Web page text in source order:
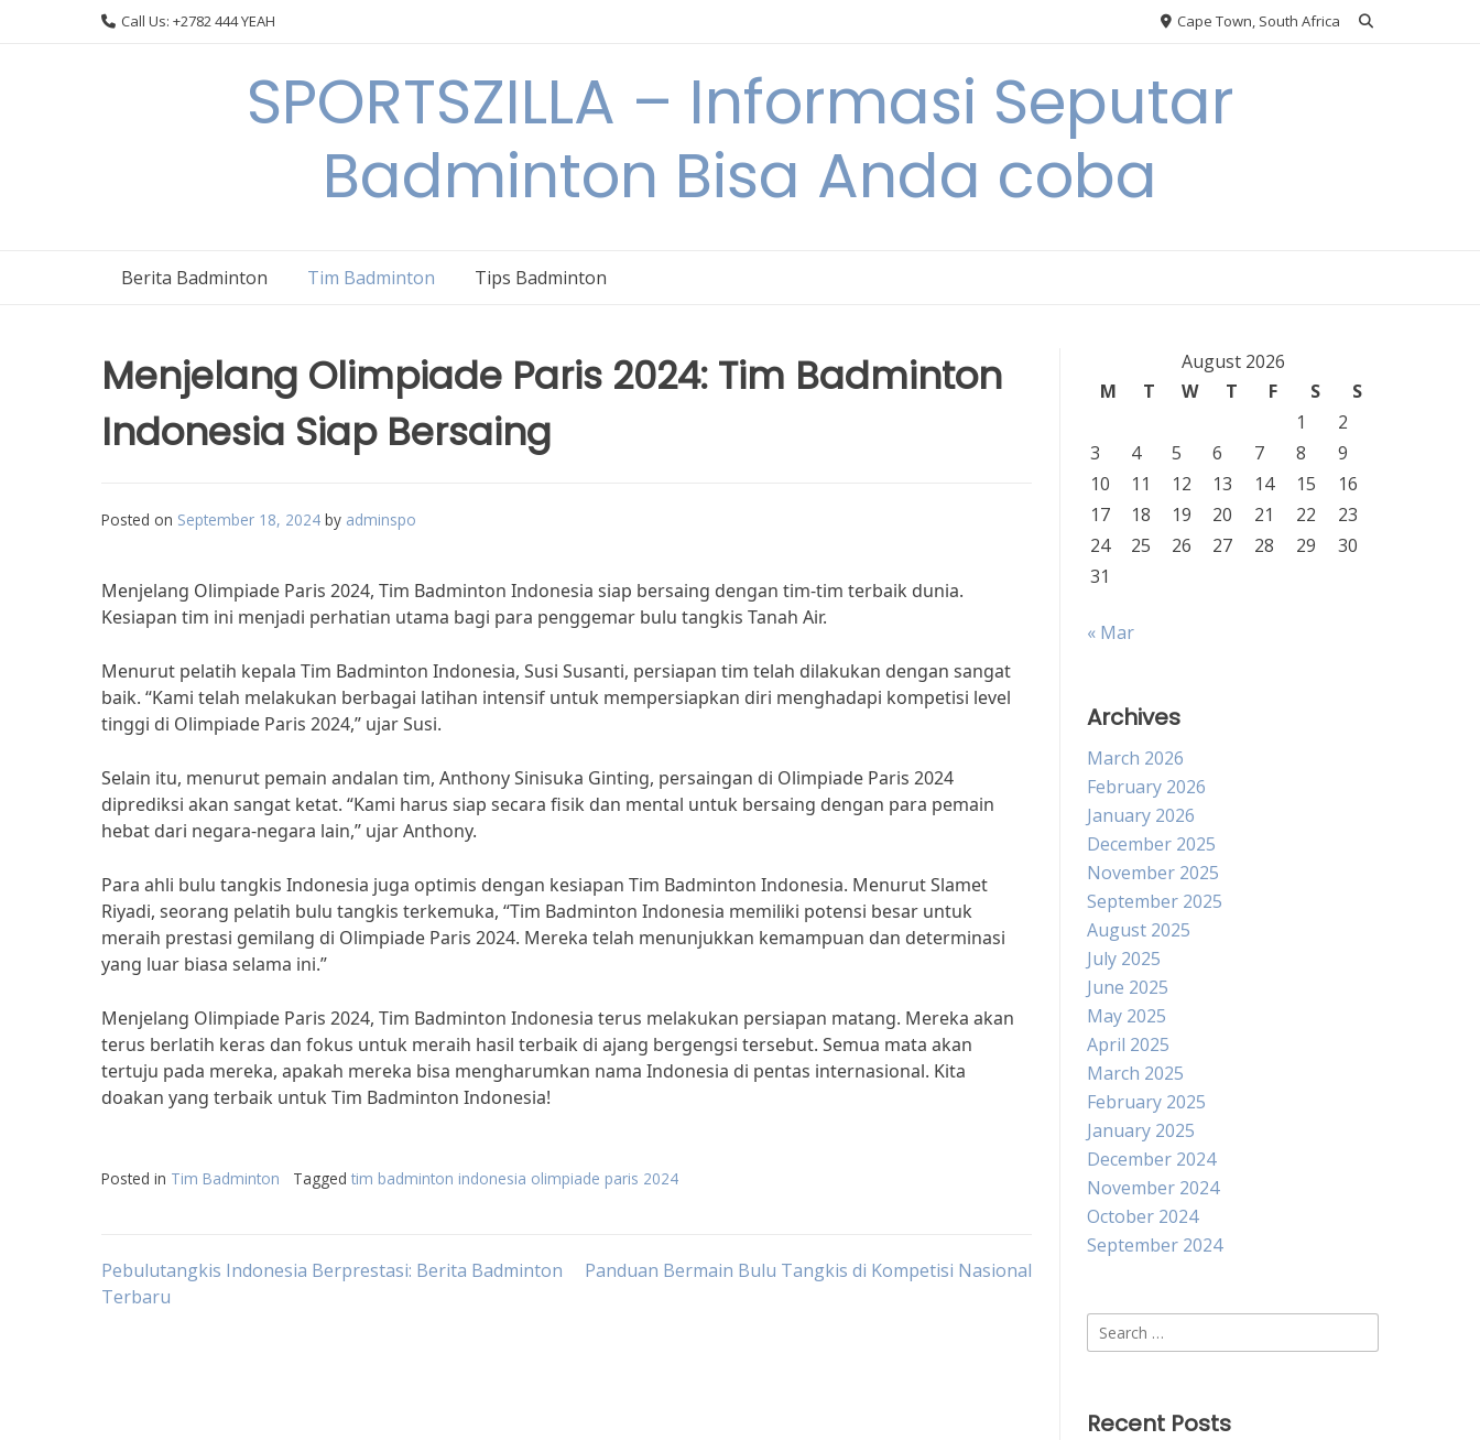
Call Us: +2782 444 YEAH Cape Town, South Africa
SPORTSZILLA – Informasi Seputar
Badminton Bisa Anda coba
Berita Badminton Tim Badminton Tips Badminton
Menjelang Olimpiade Paris 2024: Tim Badminton
Indonesia Siap Bersaing
Posted on September 18, 2024 by adminspo
Menjelang Olimpiade Paris 2024, Tim Badminton Indonesia siap bersaing dengan tim-tim terbaik dunia.
Kesiapan tim ini menjadi perhatian utama bagi para penggemar bulu tangkis Tanah Air.
Menurut pelatih kepala Tim Badminton Indonesia, Susi Susanti, persiapan tim telah dilakukan dengan sangat
baik. “Kami telah melakukan berbagai latihan intensif untuk mempersiapkan diri menghadapi kompetisi level
tinggi di Olimpiade Paris 2024,” ujar Susi.
Selain itu, menurut pemain andalan tim, Anthony Sinisuka Ginting, persaingan di Olimpiade Paris 2024
diprediksi akan sangat ketat. “Kami harus siap secara fisik dan mental untuk bersaing dengan para pemain
hebat dari negara-negara lain,” ujar Anthony.
Para ahli bulu tangkis Indonesia juga optimis dengan kesiapan Tim Badminton Indonesia. Menurut Slamet
Riyadi, seorang pelatih bulu tangkis terkemuka, “Tim Badminton Indonesia memiliki potensi besar untuk
meraih prestasi gemilang di Olimpiade Paris 2024. Mereka telah menunjukkan kemampuan dan determinasi
yang luar biasa selama ini.”
Menjelang Olimpiade Paris 2024, Tim Badminton Indonesia terus melakukan persiapan matang. Mereka akan
terus berlatih keras dan fokus untuk meraih hasil terbaik di ajang bergengsi tersebut. Semua mata akan
tertuju pada mereka, apakah mereka bisa mengharumkan nama Indonesia di pentas internasional. Kita
doakan yang terbaik untuk Tim Badminton Indonesia!
Posted in Tim Badminton Tagged tim badminton indonesia olimpiade paris 2024
Post
Pebulutangkis Indonesia Berprestasi: Berita Badminton
Terbaru
Panduan Bermain Bulu Tangkis di Kompetisi Nasional
August 2026
M
T W T F S
S
1
2
3
4 5 6 7 8
9
10
11 12 13 14 15
16
17
18 19 20 21 22
23
24
25 26 27 28 29
30
31
« Mar
Archives
March 2026
February 2026
January 2026
December 2025
November 2025
September 2025
August 2025
July 2025
June 2025
May 2025
April 2025
March 2025
February 2025
January 2025
December 2024
November 2024
October 2024
September 2024
Search
for:
Recent Posts